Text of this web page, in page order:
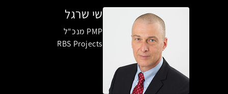
שי שרגל
PMP מנכ"ל
RBS Projects